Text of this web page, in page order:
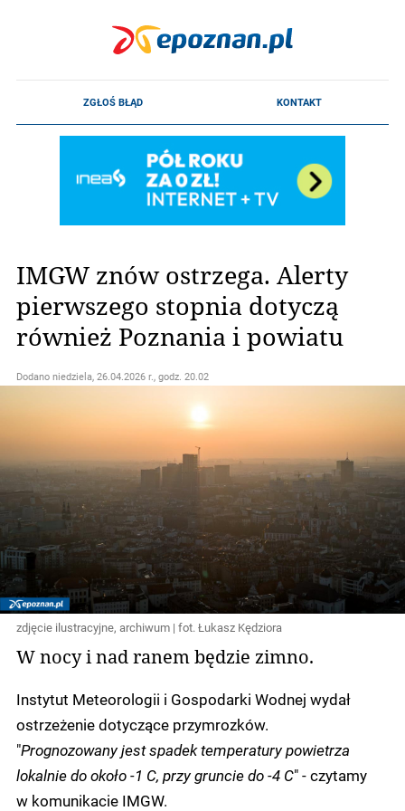
IMGW znów ostrzega. Alerty
pierwszego stopnia dotyczą
również Poznania i powiatu
Dodano niedziela, 26.04.2026 r., godz. 20.02
zdjęcie ilustracyjne, archiwum | fot. Łukasz Kędziora
W nocy i nad ranem będzie zimno.
Instytut Meteorologii i Gospodarki Wodnej wydał
ostrzeżenie dotyczące przymrozków.
"Prognozowany jest spadek temperatury powietrza
lokalnie do około -1 C, przy gruncie do -4 C" - czytamy
w komunikacie IMGW.